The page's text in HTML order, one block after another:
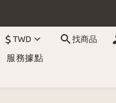
$ TWD 找商品
服務據點